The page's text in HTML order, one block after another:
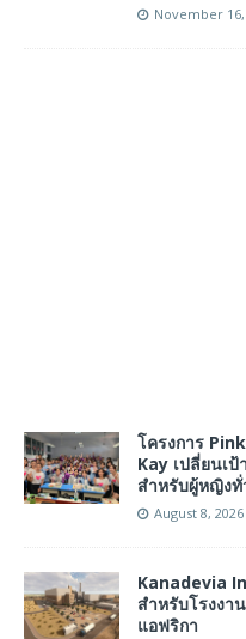
November 16,
โครงการ
Kay เปลี่ยนเ
สำหรับผู้หญิงทั่
August 8, 2026
Kanadevia
สำหรับโรงงา
แอฟริกา